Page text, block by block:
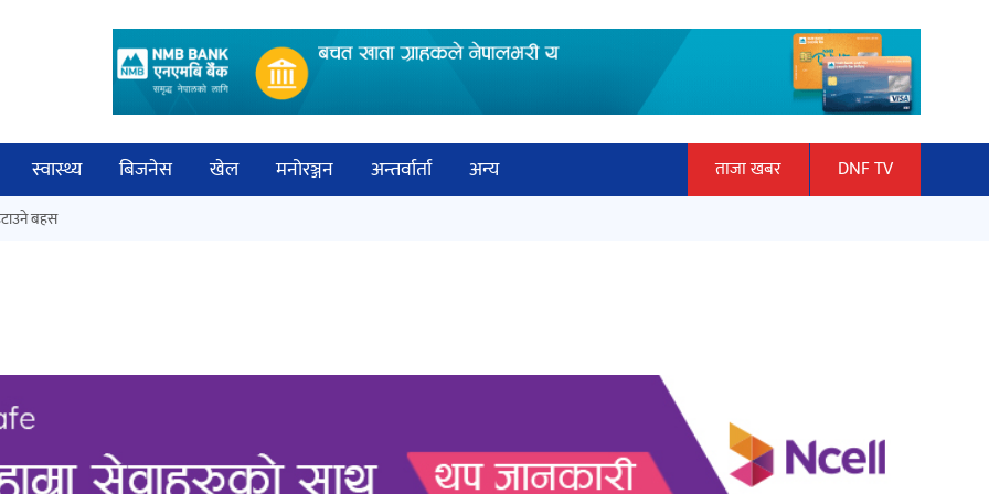
स्वास्थ्य बिजनेस खेल मनोरञ्जन अन्तर्वार्ता
अन्य
ताजा खबर DNF TV
औपचारिक सेवा सञ्चालनमा
हलमा छैन ‘गौँथली’को टिकट
बहस